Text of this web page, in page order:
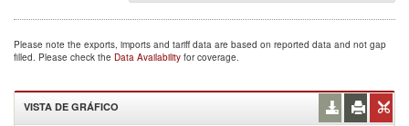
Please note the exports, imports and tariff data are based on reported data and not gap
filled. Please check the Data Availability for coverage.
VISTA DE GRÁFICO